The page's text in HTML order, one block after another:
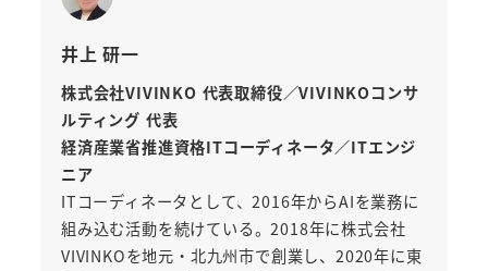
井上 研一
株式会社VIVINKO 代表取締役／VIVINKOコンサ
ルティング 代表
経済産業省推進資格ITコーディネータ／ITエンジ
ニア
ITコーディネータとして、2016年からAIを業務に
組み込む活動を続けている。2018年に株式会社
VIVINKOを地元・北九州市で創業し、2020年に東